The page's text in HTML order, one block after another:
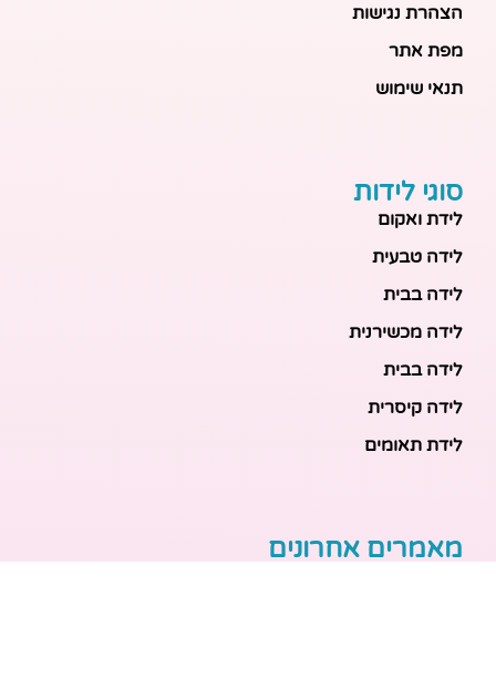
הצהרת נגישות
מפת אתר
תנאי שימוש
סוגי לידות
לידת ואקום
לידה טבעית
לידה בבית
לידה מכשירנית
לידה בבית
לידה קיסרית
לידת תאומים
מאמרים אחרונים